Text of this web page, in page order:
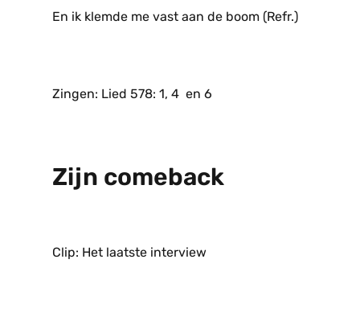
En ik klemde me vast aan de boom (Refr.)
Zingen: Lied 578: 1, 4 en 6
Zijn comeback
Clip: Het laatste interview